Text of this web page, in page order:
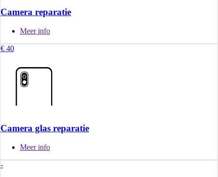
Camera reparatie
Meer info
€ 40
Camera glas reparatie
Meer info
-